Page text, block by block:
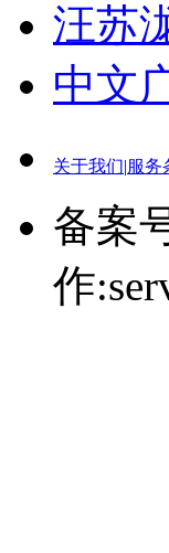
汪苏
中文
关于我们|服务
备案
作